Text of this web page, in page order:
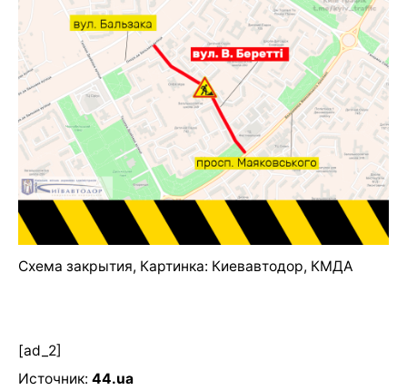
Схема закрытия, Картинка: Киевавтодор, КМДА
[ad_2]
Источник: 44.ua